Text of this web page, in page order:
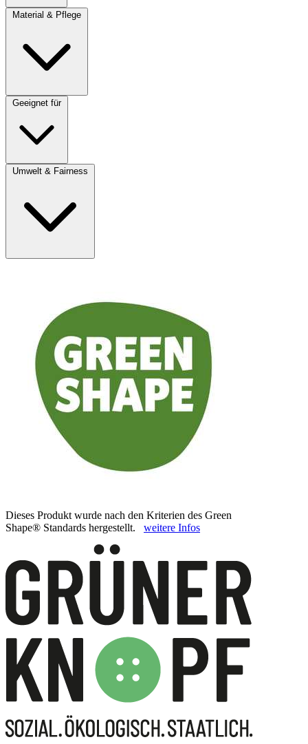
Material & Pflege
Geeignet für
Umwelt & Fairness
Dieses Produkt wurde nach den Kriterien des Green
Shape® Standards hergestellt. weitere Infos